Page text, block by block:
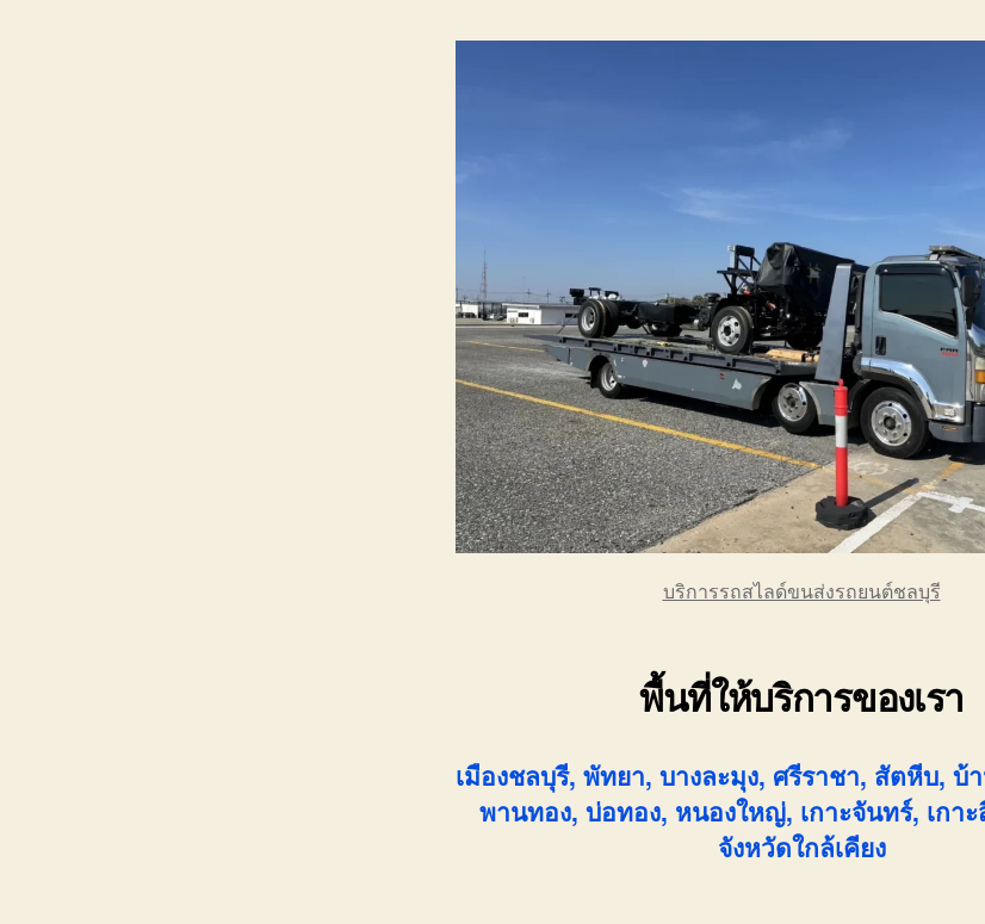
บริการรถสไลด์ขนส่งรถยนต์ชลบุรี
พื้นที่ให้บริการของเรา
เมืองชลบุรี, พัทยา, บางละมุง, ศรีราชา, สัตหีบ,
พานทอง, บ่อทอง, หนองใหญ่, เกาะจันทร์, เกา
จังหวัดใกล้เคียง